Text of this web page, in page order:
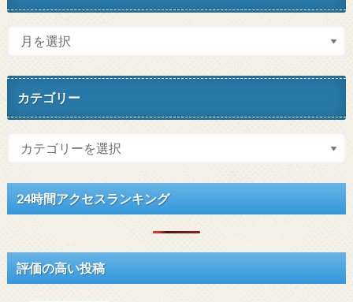
カテゴリー
24時間アクセスランキング
評価の高い投稿